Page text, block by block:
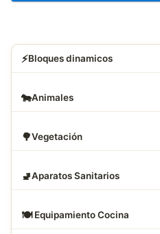
⚡Bloques dinamicos
🐄Animales
🌳Vegetación
🚽Aparatos Sanitarios
🍽️ Equipamiento Cocina